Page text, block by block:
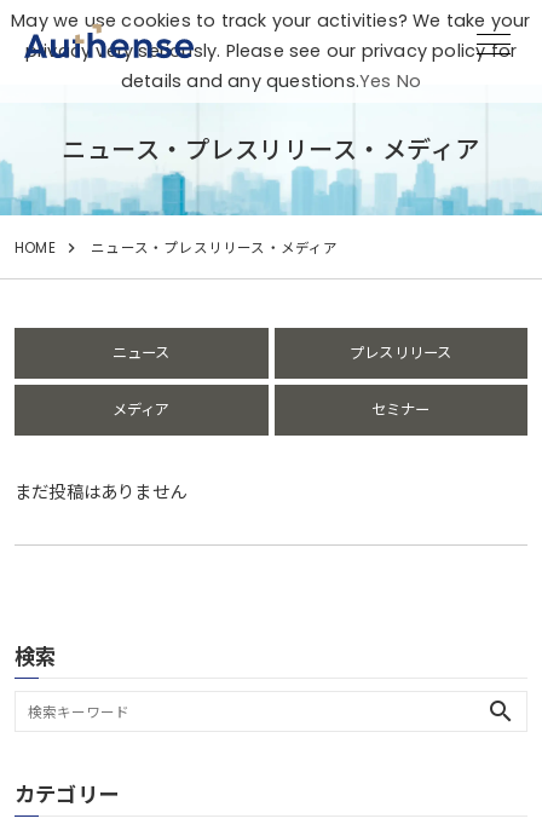
ニュース・プレスリリース・メディア
HOME ニュース・プレスリリース・メディア
ニュース プレスリリース
メディア セミナー
まだ投稿はありません
検索
search
カテゴリー
May we use cookies to track your activities? We take your
privacy very seriously. Please see our privacy policy for
details and any questions.Yes No